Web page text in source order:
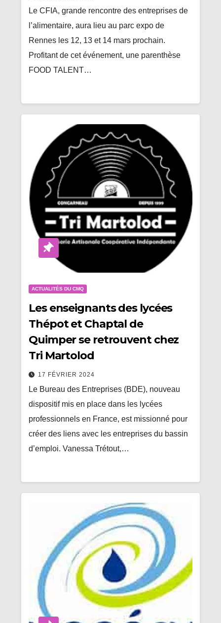
Le CFIA, grande rencontre des entreprises de
l’alimentaire, aura lieu au parc expo de
Rennes les 12, 13 et 14 mars prochain.
Profitant de cet événement, une parenthèse
FOOD TALENT…
ACTUALITÉS DU CMQ
Les enseignants des lycées
Thépot et Chaptal de
Quimper se retrouvent chez
Tri Martolod
17 FÉVRIER 2024
Le Bureau des Entreprises (BDE), nouveau
dispositif mis en place dans les lycées
professionnels en France, est missionné pour
créer des liens avec les entreprises du bassin
d’emploi. Vanessa Trétout,…